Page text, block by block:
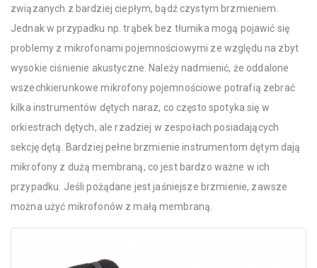
związanych z bardziej ciepłym, bądź czystym brzmieniem.
Jednak w przypadku np. trąbek bez tłumika mogą pojawić się
problemy z mikrofonami pojemnościowymi ze względu na zbyt
wysokie ciśnienie akustyczne. Należy nadmienić, że oddalone
wszechkierunkowe mikrofony pojemnościowe potrafią zebrać
kilka instrumentów dętych naraz, co często spotyka się w
orkiestrach dętych, ale rzadziej w zespołach posiadających
sekcję dętą. Bardziej pełne brzmienie instrumentom dętym dają
mikrofony z dużą membraną, co jest bardzo ważne w ich
przypadku. Jeśli pożądane jest jaśniejsze brzmienie, zawsze
można użyć mikrofonów z małą membraną.